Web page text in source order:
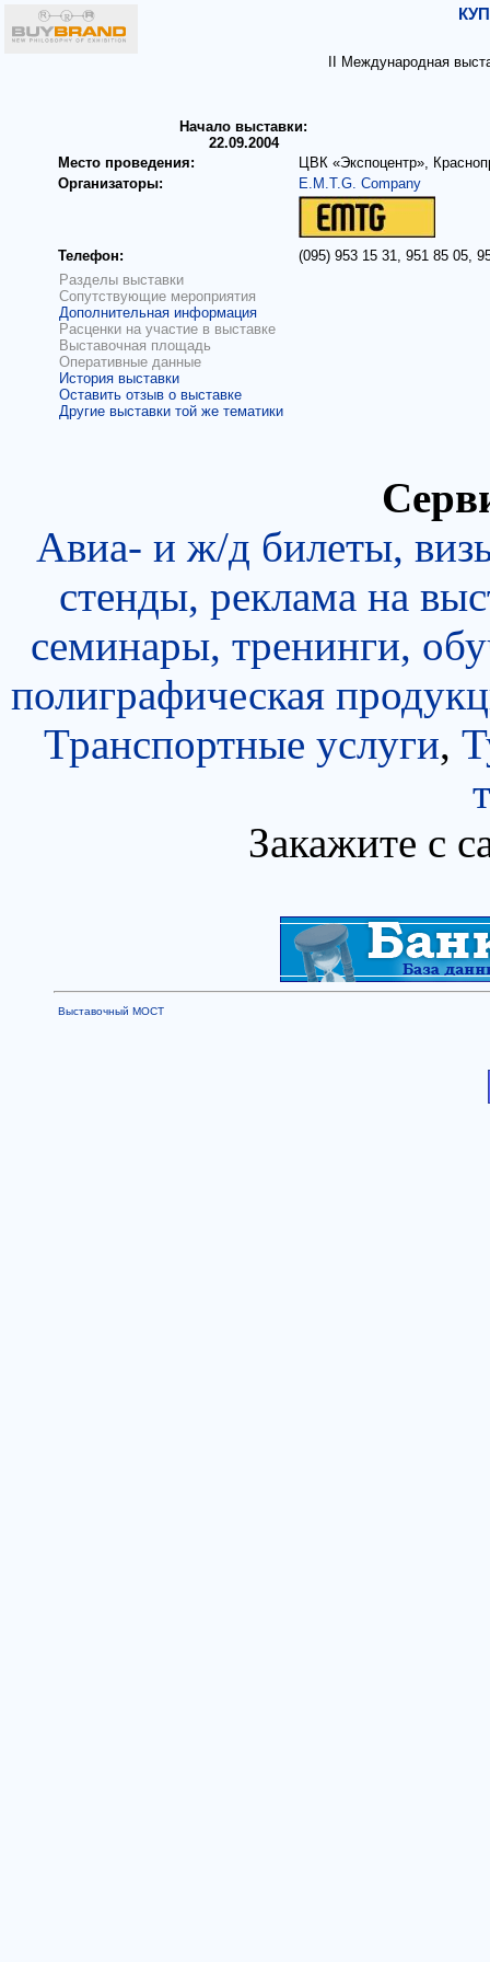
II Международная
Начало выставки:
22.09.2004
Место проведения:
ЦВК «Экспоцентр»,
Организаторы:
E.M.T.G. Company
Телефон:
(095) 953 15 31, 951 85 05,
Разделы выставки
Сопутствующие мероприятия
Дополнительная информация
Расценки на участие в выставке
Выставочная площадь
Оперативные данные
История выставки
Оставить отзыв о выставке
Другие выставки той же тематики
Авиа- и ж/д билеты,
стенды, реклама на
семинары, тренинги,
полиграфическая
Транспортные услуги,
Закажите с
Выставочный МОСТ